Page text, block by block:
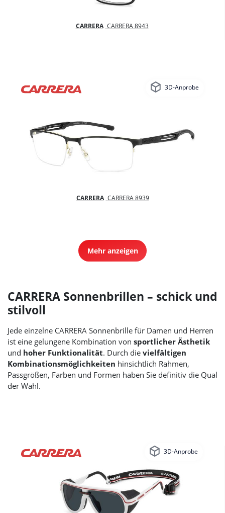
CARRERA CARRERA 8943
CARRERA CARRERA 8939
3D-Anprobe
Mehr anzeigen
CARRERA Sonnenbrillen – schick und
stilvoll
Jede einzelne CARRERA Sonnenbrille für Damen und Herren
ist eine gelungene Kombination von sportlicher Ästhetik
und hoher Funktionalität. Durch die vielfältigen
Kombinationsmöglichkeiten hinsichtlich Rahmen,
Passgrößen, Farben und Formen haben Sie definitiv die Qual
der Wahl.
3D-Anprobe